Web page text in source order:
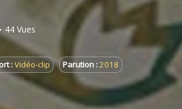
44 Vues
:Vidéo-clip Parution :2018